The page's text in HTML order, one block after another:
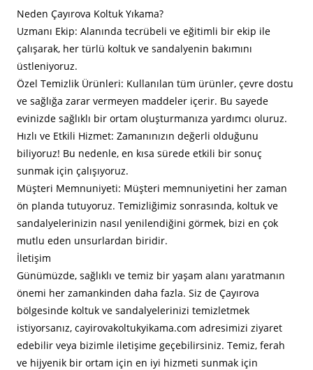
Neden Çayırova Koltuk Yıkama?
Uzmanı Ekip: Alanında tecrübeli ve eğitimli bir ekip ile
çalışarak, her türlü koltuk ve sandalyenin bakımını
üstleniyoruz.
Özel Temizlik Ürünleri: Kullanılan tüm ürünler, çevre dostu
ve sağlığa zarar vermeyen maddeler içerir. Bu sayede
evinizde sağlıklı bir ortam oluşturmanıza yardımcı oluruz.
Hızlı ve Etkili Hizmet: Zamanınızın değerli olduğunu
biliyoruz! Bu nedenle, en kısa sürede etkili bir sonuç
sunmak için çalışıyoruz.
Müşteri Memnuniyeti: Müşteri memnuniyetini her zaman
ön planda tutuyoruz. Temizliğimiz sonrasında, koltuk ve
sandalyelerinizin nasıl yenilendiğini görmek, bizi en çok
mutlu eden unsurlardan biridir.
İletişim
Günümüzde, sağlıklı ve temiz bir yaşam alanı yaratmanın
önemi her zamankinden daha fazla. Siz de Çayırova
bölgesinde koltuk ve sandalyelerinizi temizletmek
istiyorsanız, cayirovakoltukyikama.com adresimizi ziyaret
edebilir veya bizimle iletişime geçebilirsiniz. Temiz, ferah
ve hijyenik bir ortam için en iyi hizmeti sunmak için